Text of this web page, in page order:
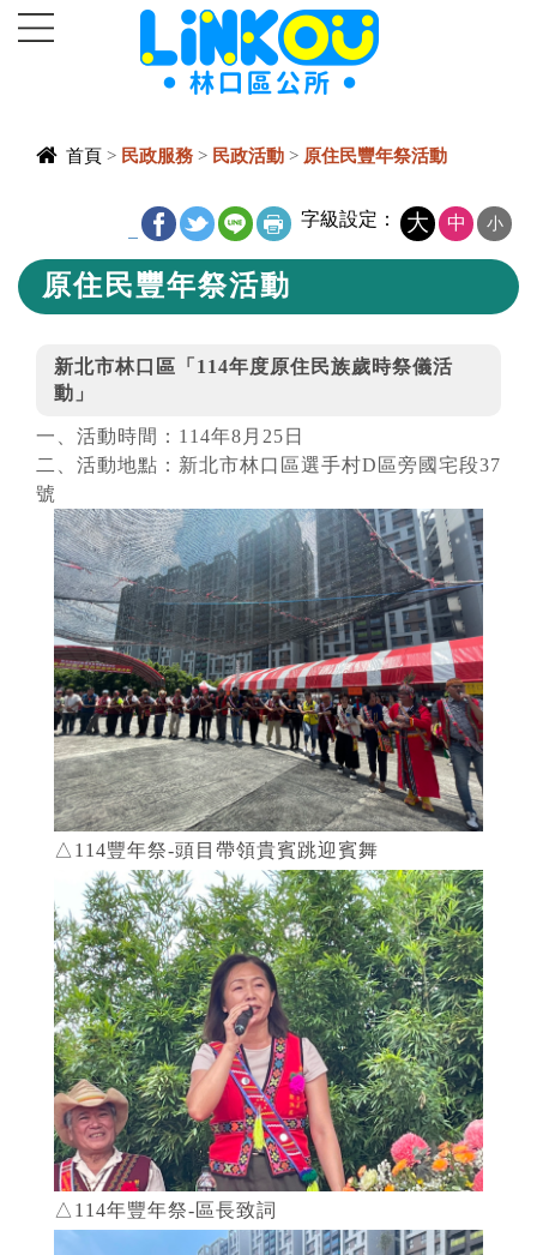
進入內容區塊
首頁 > 民政服務 > 民政活動 > 原住民豐年祭活動
字級設定： 大 中 小
原住民豐年祭活動
新北市林口區「114年度原住民族歲時祭儀活
動」
一、活動時間：114年8月25日
二、活動地點：新北市林口區選手村D區旁國宅段37
號
△114豐年祭-頭目帶領貴賓跳迎賓舞
△114年豐年祭-區長致詞